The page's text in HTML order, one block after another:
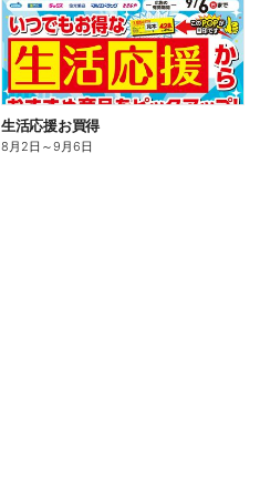
生活応援お買得
8月2日 ～9月6日